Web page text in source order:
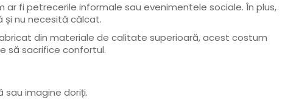
fi petrecerile informale sau evenimentele sociale. În plus,
nu necesită călcat.
din materiale de calitate superioară, acest costum
să sacrifice confortul.
sau imagine doriți.